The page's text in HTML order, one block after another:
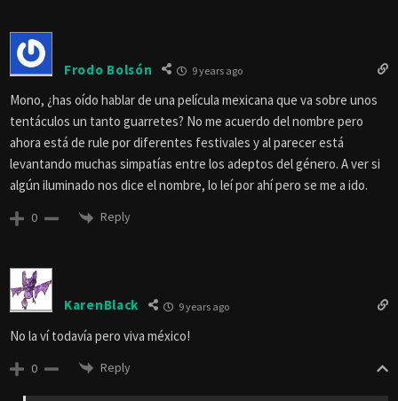
Frodo Bolsón 9 years ago
Mono, ¿has oído hablar de una película mexicana que va sobre unos
tentáculos un tanto guarretes? No me acuerdo del nombre pero
ahora está de rule por diferentes festivales y al parecer está
levantando muchas simpatías entre los adeptos del género. A ver si
algún iluminado nos dice el nombre, lo leí por ahí pero se me a ido.
0 Reply
KarenBlack 9 years ago
No la ví todavía pero viva méxico!
0 Reply